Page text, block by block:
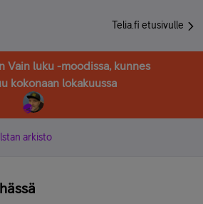
Telia.fi etusivulle
Vain luku -moodissa, kunnes
kokonaan lokakuussa
arkisto